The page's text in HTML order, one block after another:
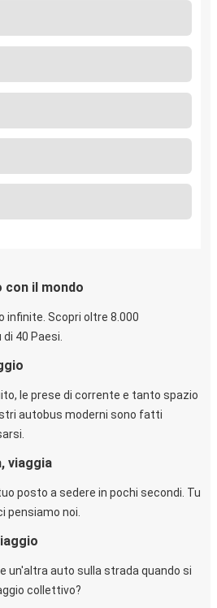
il mondo
infinite. Scopri oltre 8.000
40 Paesi.
le prese di corrente e tanto spazio
autobus moderni sono fatti
viaggia
posto a sedere in pochi secondi. Tu
pensiamo noi.
un'altra auto sulla strada quando si
collettivo?